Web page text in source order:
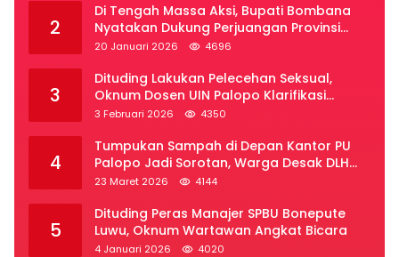
2
Di Tengah Massa Aksi, Bupati Bombana
Nyatakan Dukung Perjuangan Provinsi
Luwu Raya
20 Januari 2026 4696
3
Dituding Lakukan Pelecehan Seksual,
Oknum Dosen UIN Palopo Klarifikasi
Kronologi
3 Februari 2026 4350
4
Tumpukan Sampah di Depan Kantor PU
Palopo Jadi Sorotan, Warga Desak DLH
Segera Bertindak
23 Maret 2026 4144
5
Dituding Peras Manajer SPBU Bonepute
Luwu, Oknum Wartawan Angkat Bicara
4 Januari 2026 4020